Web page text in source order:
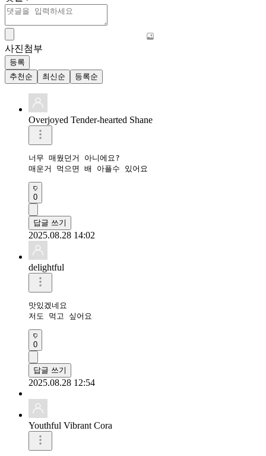
사진첨부
등록
추천순
최신순 등록순
Overjoyed Tender-hearted Shane
너무 매웠던거 아니에요?
매운거 먹으면 배 아플수 있어요
0
답글 쓰기
2025.08.28 14:02
delightful
맛있겠네요
저도 먹고 싶어요
0
답글 쓰기
2025.08.28 12:54
Youthful Vibrant Cora